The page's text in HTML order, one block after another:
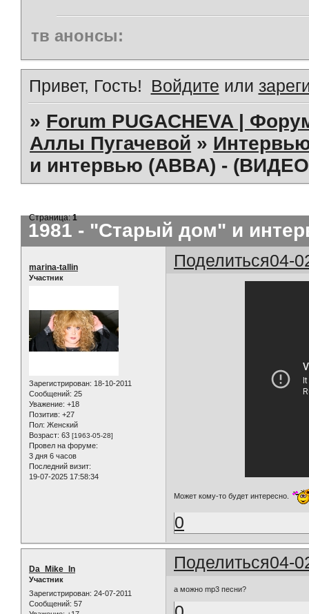
тв анонсы:
Привет, Гость! Войдите или
» Forum PUGACHEVA |
Аллы Пугачевой »
и интервью (ABBA) -
1981 - "Старый дом" и
Страница:1
Поделиться04-
marina-tallin
Участник
Зарегистрирован: 18-10-2011
Сообщений: 25
Уважение: +18
Позитив: +27
Пол: Женский
Возраст: 63 [1963-05-28]
Провел на форуме:
3 дня 6 часов
Последний визит:
19-07-2025 17:58:34
Может кому-то будет интересно.
0
Поделиться04-
Da_Mike_In
Участник
Зарегистрирован: 24-07-2011
Сообщений: 57
а можно mp3 песни?